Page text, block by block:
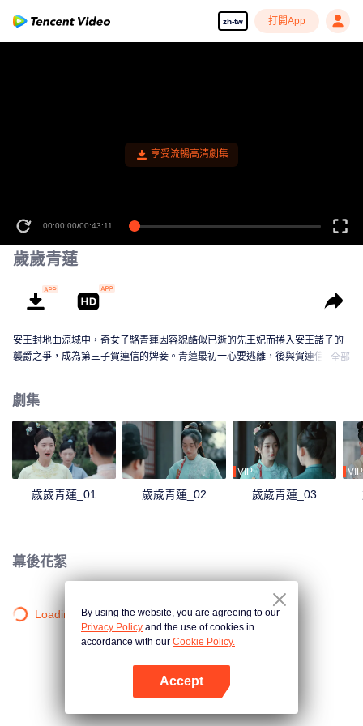
zh-tw 打開App
享受流暢高清劇集
00:00:00/00:43:11
歲歲青蓮
安王封地曲涼城中，奇女子駱青蓮因容貌酷似已逝的先王妃而捲入安王諸子的
襲爵之爭，成為第三子賀連信的婢妾。青蓮最初一心要逃離，後與賀連信歷經
全部
劇集
歲歲青蓮_01 歲歲青蓮_02
VIP
歲歲青蓮_03
VIP
幕後花絮
Loading…By using the website, you are agreeing to our
Privacy Policy and the use of cookies in
accordance with our Cookie Policy.
Accept